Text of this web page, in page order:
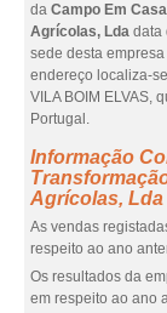
da Campo Em
Agrícolas, Lda data
sede desta
endereço localiza-
VILA BOIM ELVAS,
Portugal.
Informação
Agrícolas, Lda
As vendas
respeito ao ano
Os resultados da
em respeito ao ano